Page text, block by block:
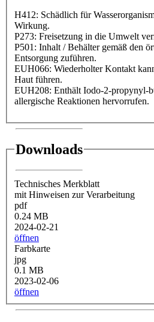
H412: Schädlich für
Wirkung.
P273: Freisetzung in die Umwelt
P501: Inhalt / Behälter gemäß den
Entsorgung zuführen.
EUH066: Wiederholter Kontakt
Haut führen.
EUH208: Enthält Iodo-2-propynyl-
allergische Reaktionen hervorrufen.
Downloads
Technisches Merkblatt
mit Hinweisen zur Verarbeitung
pdf
0.24 MB
2024-02-21
öffnen
Farbkarte
jpg
0.1 MB
2023-02-06
öffnen